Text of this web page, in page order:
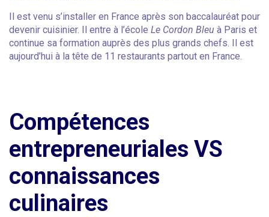
Il est venu s’installer en France après son baccalauréat pour
devenir cuisinier. Il entre à l’école Le Cordon Bleu à Paris et
continue sa formation auprès des plus grands chefs. Il est
aujourd’hui à la tête de 11 restaurants partout en France.
Compétences
entrepreneuriales VS
connaissances
culinaires